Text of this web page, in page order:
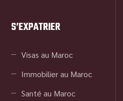
S’EXPATRIER
Visas au Maroc
Immobilier au Maroc
Santé au Maroc